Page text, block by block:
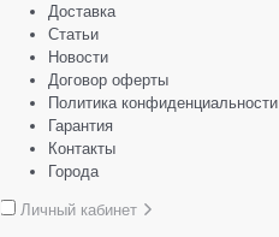
Доставка
Статьи
Новости
Договор оферты
Политика конфиденциальности
Гарантия
Контакты
Города
Личный кабинет